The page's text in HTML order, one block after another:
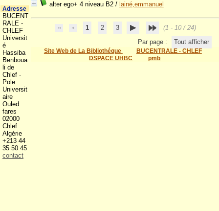
alter ego+ 4 niveau B2/ lainé,emmanuel
1 2 3
(1 - 10 / 24)
Par page :
Tout afficher
Site Web de La Bibliothéque
BUCENTRALE - CHLEF
DSPACE UHBC
pmb
Adresse
BUCENT
RALE -
CHLEF
Universit
é
Hassiba
Benboua
li de
Chlef -
Pole
Universit
aire
Ouled
fares
02000
Chlef
Algérie
+213 44
35 50 45
contact